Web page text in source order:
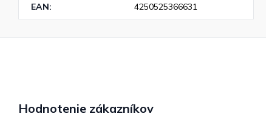
EAN: 4250525366631
Hodnotenie zákazníkov